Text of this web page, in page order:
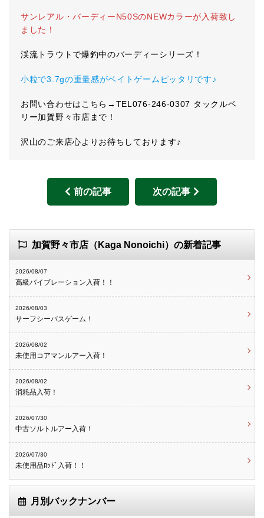
サンレアル・バーディーN50SのNEWカラーが入荷致し
ました！
渓流トラウトで爆釣中のバーディーシリーズ！
小粒で3.7gの重量感がベイトゲームピッタリです♪
お問い合わせはこちら→TEL076-246-0307 タックルベ
リー加賀野々市店まで！
沢山のご来店心よりお待ちしております♪
前の記事 次の記事
加賀野々市店（Kaga Nonoichi）の新着記事
2026/08/07
高級バイブレーション入荷！！
2026/08/03
サーフシーバスゲーム！
2026/08/02
未使用コアマンルアー入荷！
2026/08/02
消耗品入荷！
2026/07/30
中古ソルトルアー入荷！
2026/07/30
未使用品ﾛｯﾄﾞ入荷！！
月別バックナンバー